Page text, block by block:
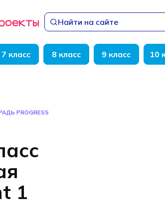
Найти на сайте
7 класс 8 класс 9 класс 10
PROGRESS
1